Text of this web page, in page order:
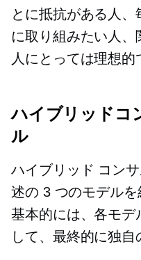
とに抵抗がある人、
に取り組みたい人
人にとっては理想的
ハイブリッドコ
ル
ハイブリッド コン
述の 3 つのモデルを
基本的には、各モデ
して、最終的に独自